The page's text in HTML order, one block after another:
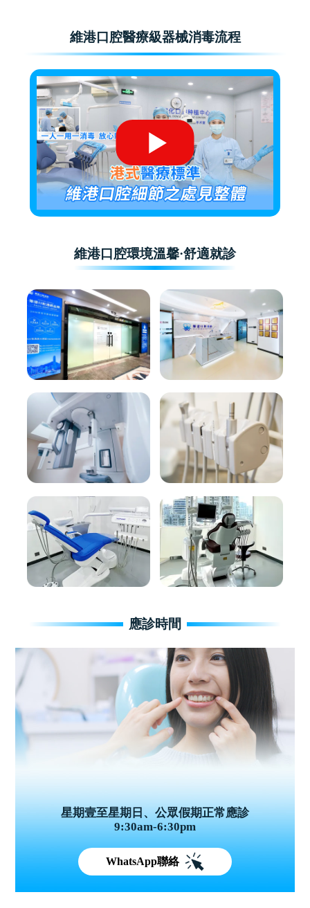
維港口腔醫療級器械消毒流程
維港口腔環境溫馨·舒適就診
應診時間
星期壹至星期日、公眾假期正常應診
9:30am-6:30pm
WhatsApp聯絡